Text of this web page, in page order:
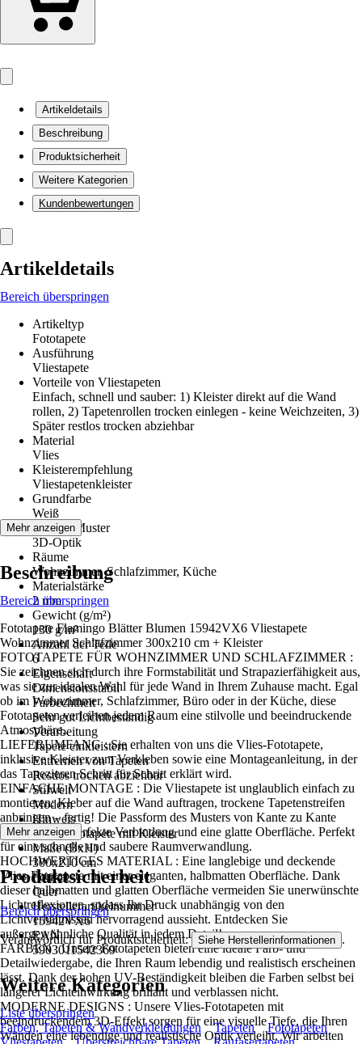
Artikeldetails
Beschreibung
Produktsicherheit
Weitere Kategorien
Kundenbewertungen
Artikeldetails
Bereich überspringen
Artikeltyp
Fototapete
Ausführung
Vliestapete
Vorteile von Vliestapeten
Einfach, schnell und sauber: 1) Kleister direkt auf die Wand
rollen, 2) Tapetenrollen trocken einlegen - keine Weichzeiten, 3)
Später restlos trocken abziehbar
Material
Vlies
Kleisterempfehlung
Vliestapetenkleister
Grundfarbe
Weiß
Dekor / Muster
3D-Optik
Räume
Wohnzimmer, Schlafzimmer, Küche
Materialstärke
2 mm
Gewicht (g/m²)
130 g/m²
Anzahl der Teile
6
Eigenschaft
Dimensionsstabil
Farbechtheit
Sehr gut Lichtbeständig
Verarbeitung
Tapete einkleistern
Entfernen von Tapeten
Restlos trocken abziehbar
Stilwelt
Modern
Hinweis
Vlies Fototapete mit Kleister
Maße (BxH)
300x210 cm
Format
Quer
Herstellerartikelnummer
15942VX6
EAN
5903011542369
Mehr anzeigen
Beschreibung
Bereich überspringen
Fototapete Flamingo Blätter Blumen 15942VX6 Vliestapete
Wohnzimmer Schlafzimmer 300x210 cm + Kleister
FOTOTAPETE FÜR WOHNZIMMER UND SCHLAFZIMMER :
Sie zeichnen sich durch ihre Formstabilität und Strapazierfähigkeit aus,
was sie zur idealen Wahl für jede Wand in Ihrem Zuhause macht. Egal
ob im Wohnzimmer, Schlafzimmer, Büro oder in der Küche, diese
Fototapeten verleihen jedem Raum eine stilvolle und beeindruckende
Atmosphäre..
LIEFERUMFANG : Sie erhalten von uns die Vlies-Fototapete,
inklusive Kleister zum Verkleben sowie eine Montageanleitung, in der
das Tapezieren Schritt für Schritt erklärt wird.
EINFACHE MONTAGE : Die Vliestapete ist unglaublich einfach zu
montieren: Kleber auf die Wand auftragen, trockene Tapetenstreifen
anbringen – fertig! Die Passform des Musters von Kante zu Kante
sorgt für eine perfekte Verbindung und eine glatte Oberfläche. Perfekt
für eine schnelle und saubere Raumverwandlung.
HOCHWERTIGES MATERIAL : Eine langlebige und deckende
Vlies-Fototapete mit einer eleganten, halbmatten Oberfläche. Dank
dieser halbmatten und glatten Oberfläche vermeiden Sie unerwünschte
Lichtreflexionen, sodass Ihr Druck unabhängig von den
Lichtverhältnissen hervorragend aussieht. Entdecken Sie
außergewöhnliche Qualität in jedem Detail!
FARBEN : Unsere Fototapeten bieten eine ideale Farb- und
Detailwiedergabe, die Ihren Raum lebendig und realistisch erscheinen
lässt. Dank der hohen UV-Beständigkeit bleiben die Farben selbst bei
längerer Lichteinwirkung brillant und verblassen nicht.
MODERNE DESIGNS : Unsere Vlies-Fototapeten mit
beeindruckendem 3D-Effekt sorgen für eine visuelle Tiefe, die Ihren
Wänden eine lebendige und realistische Optik verleiht. Wir arbeiten
Mehr anzeigen
Produktsicherheit
Bereich überspringen
Verantwortlich für Produktsicherheit: Siehe Herstellerinformationen .
Weitere Kategorien
Liste überspringen
Farben, Tapeten & Wandverkleidungen
Tapeten
Fototapeten